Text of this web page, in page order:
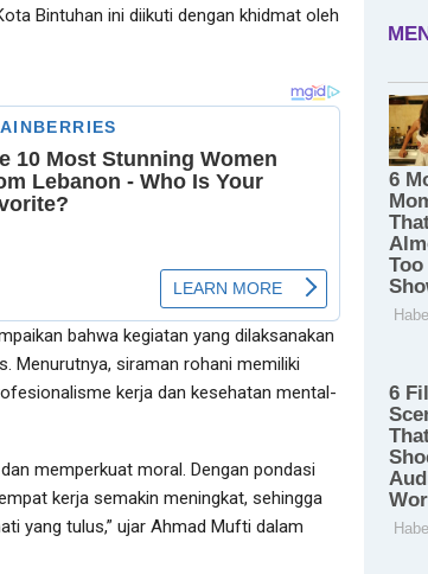
Bintuhan ini diikuti dengan khidmat oleh
bahwa kegiatan yang dilaksanakan
Menurutnya, siraman rohani memiliki
kerja dan kesehatan mental-
memperkuat moral. Dengan pondasi
kerja semakin meningkat, sehingga
yang tulus,” ujar Ahmad Mufti dalam